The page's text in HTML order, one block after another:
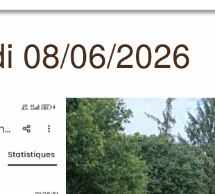
08/06/2026